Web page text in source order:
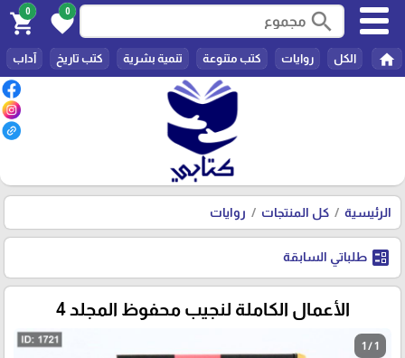
search
0
favorite
0
shopping_cart
home الكل روايات كتب متنوعة تنمية بشرية كتب تاريخ آداب
الرئيسية كل المنتجات روايات
ballot طلباتي السابقة
الأعمال الكاملة لنجيب محفوظ المجلد 4
1 / 1